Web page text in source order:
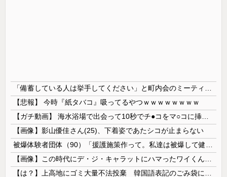
【悲報】 今時『紙タバコ』吸ってるやつｗｗｗｗｗｗｗｗ
【画像】影山優佳さん(25)、下着姿であたシコが止まらない